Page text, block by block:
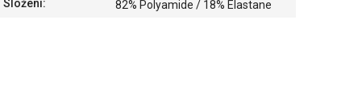
Složení: 82% Polyamide / 18% Elastane